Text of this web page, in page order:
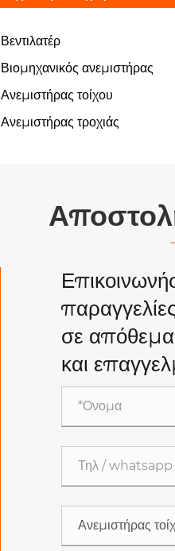
Βεντιλατέρ
Βιομηχανικός ανεμιστήρας
Ανεμιστήρας τοίχου
Ανεμιστήρας τροχιάς
σε
και